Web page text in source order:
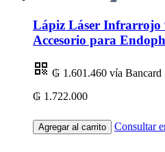
Lápiz Láser Infrarrojo
Accesorio para
₲ 1.601.460 vía Bancard
₲ 1.722.000
Agregar al carrito Consultar